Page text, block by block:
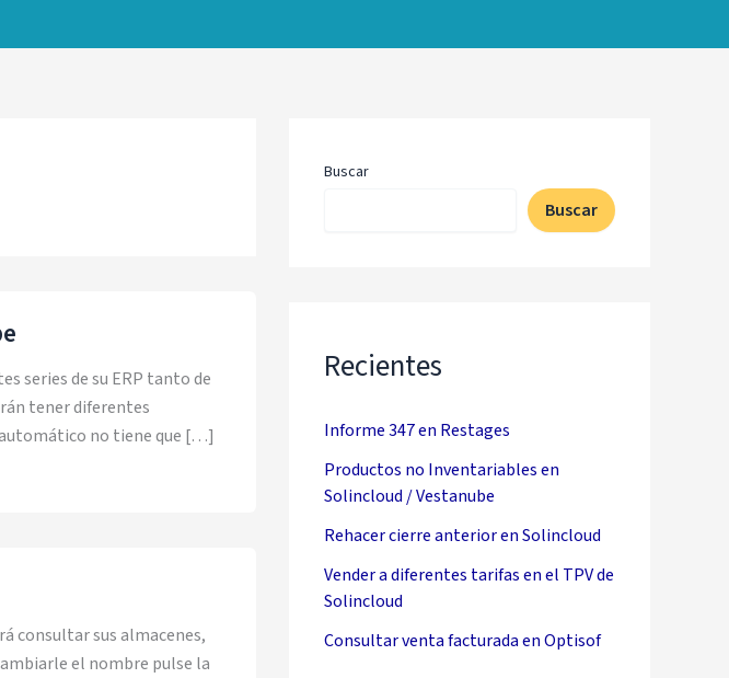
series de su ERP tanto de
tener diferentes
automático no tiene que […]
consultar sus almacenes,
el nombre pulse la
Buscar
Buscar
Recientes
Informe 347 en Restages
Productos no Inventariables en
Solincloud / Vestanube
Rehacer cierre anterior en Solincloud
Vender a diferentes tarifas en el TPV de
Solincloud
Consultar venta facturada en Optisof